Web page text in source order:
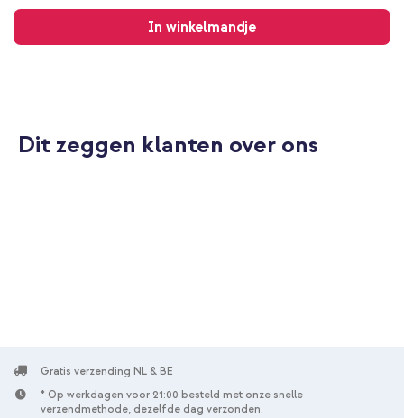
In winkelmandje
verzending
Dit zeggen klanten over ons
Gratis verzending NL & BE
* Op werkdagen voor 21:00 besteld met onze snelle
verzendmethode, dezelfde dag verzonden.